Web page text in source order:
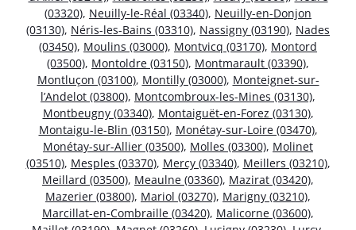
(03320), Neuilly-le-Réal (03340), Neuilly-en-Donjon
(03130), Néris-les-Bains (03310), Nassigny (03190), Nades
(03450), Moulins (03000), Montvicq (03170), Montord
(03500), Montoldre (03150), Montmarault (03390),
Montluçon (03100), Montilly (03000), Monteignet-sur-
l’Andelot (03800), Montcombroux-les-Mines (03130),
Montbeugny (03340), Montaiguët-en-Forez (03130),
Montaigu-le-Blin (03150), Monétay-sur-Loire (03470),
Monétay-sur-Allier (03500), Molles (03300), Molinet
(03510), Mesples (03370), Mercy (03340), Meillers (03210),
Meillard (03500), Meaulne (03360), Mazirat (03420),
Mazerier (03800), Mariol (03270), Marigny (03210),
Marcillat-en-Combraille (03420), Malicorne (03600),